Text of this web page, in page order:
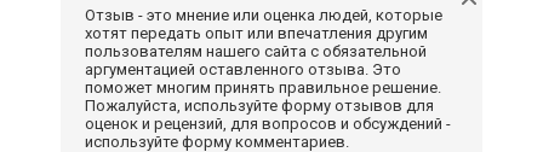
Отзыв - это мнение или оценка людей, которые
хотят передать опыт или впечатления другим
пользователям нашего сайта с обязательной
аргументацией оставленного отзыва. Это
поможет многим принять правильное решение.
Пожалуйста, используйте форму отзывов для
оценок и рецензий, для вопросов и обсуждений -
используйте форму комментариев.